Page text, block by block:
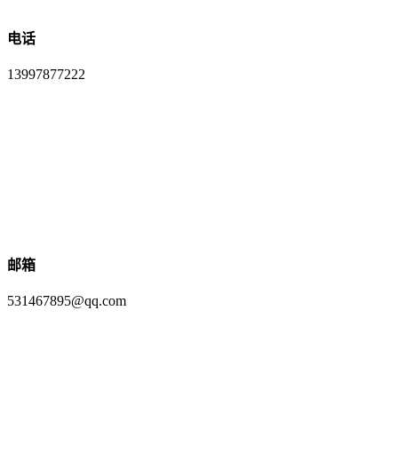
电话
13997877222
邮箱
531467895@qq.com